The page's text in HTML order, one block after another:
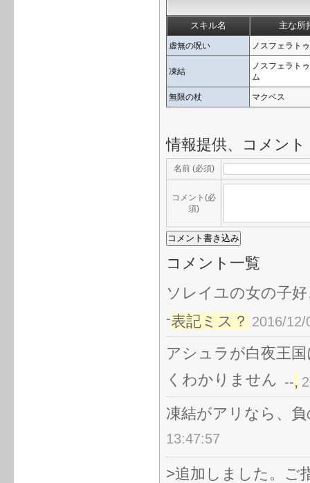
スキル名 主な所
虚無の呪い ノスフェラトゥ
凍結
ノスフェラト
ム
無限の杖 マクベス
情報提供、コメント
名前 (必須)
コメント(必
須)
コメント一覧
ソレイユの女の子
-表記ミス？ 2016/
アシュラが白夜王
くわかりません --,
凍結がアリなら、
13:47:57
>追加しました。ご